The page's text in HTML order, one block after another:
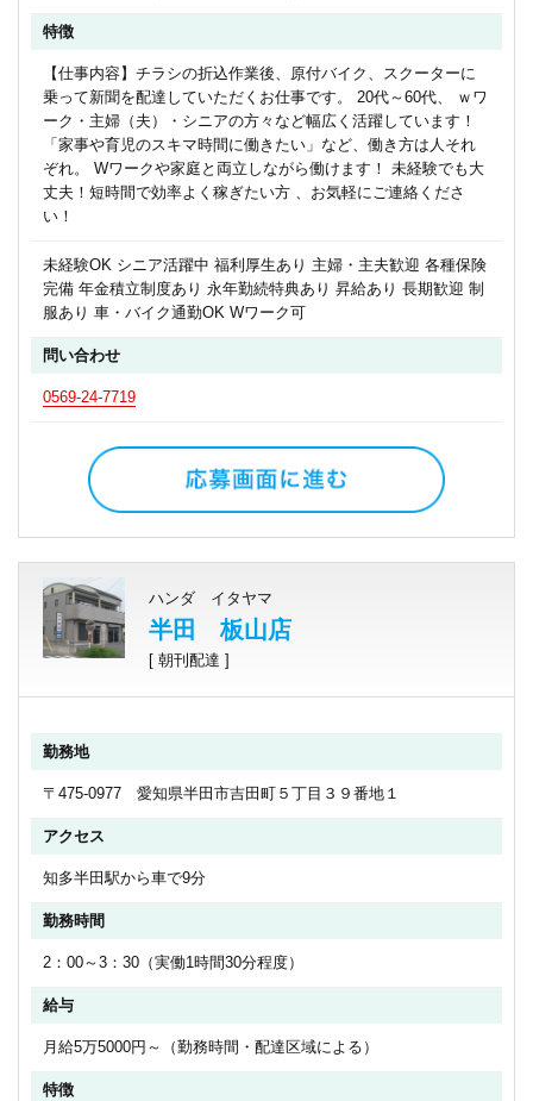
特徴
【仕事内容】チラシの折込作業後、原付バイク、スクーターに
乗って新聞を配達していただくお仕事です。 20代～60代、 ｗワ
ーク・主婦（夫）・シニアの方々など幅広く活躍しています！
「家事や育児のスキマ時間に働きたい」など、働き方は人それ
ぞれ。 Wワークや家庭と両立しながら働けます！ 未経験でも大
丈夫！短時間で効率よく稼ぎたい方 、お気軽にご連絡くださ
い！
未経験OK シニア活躍中 福利厚生あり 主婦・主夫歓迎 各種保険
完備 年金積立制度あり 永年勤続特典あり 昇給あり 長期歓迎 制
服あり 車・バイク通勤OK Wワーク可
問い合わせ
0569-24-7719
ハンダ イタヤマ
半田 板山店
[ 朝刊配達 ]
勤務地
〒475-0977 愛知県半田市吉田町５丁目３９番地１
アクセス
知多半田駅から車で9分
勤務時間
2：00～3：30（実働1時間30分程度）
給与
月給5万5000円～（勤務時間・配達区域による）
特徴